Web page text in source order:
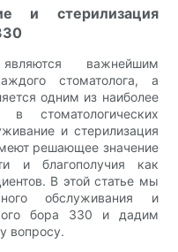
и стерилизация
важнейшим
стоматолога, а
одним из наиболее
стоматологических
и стерилизация
решающее значение
и благополучия как
В этой статье мы
обслуживания и
бора 330 и дадим
вопросу.